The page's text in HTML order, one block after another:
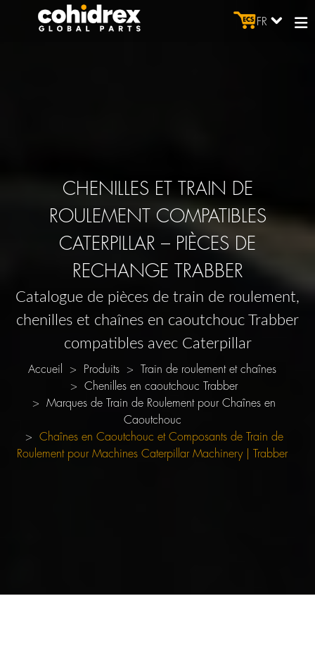
FR
CHENILLES ET TRAIN DE
ROULEMENT COMPATIBLES
CATERPILLAR – PIÈCES DE
RECHANGE TRABBER
Catalogue de pièces de train de roulement,
chenilles et chaînes en caoutchouc Trabber
compatibles avec Caterpillar
Accueil Produits
Train de roulement et chaînes
Chenilles en caoutchouc Trabber
Marques de Train de Roulement pour Chaînes en
Caoutchouc
Chaînes en Caoutchouc et Composants de Train de
Roulement pour Machines Caterpillar Machinery | Trabber